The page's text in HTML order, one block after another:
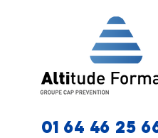
01 64 46 25